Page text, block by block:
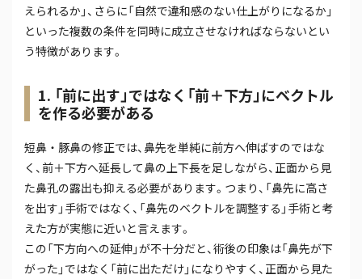
えられるか」、さらに「自然で違和感のない仕上がりになるか」
といった複数の条件を同時に成立させなければならないとい
う特徴があります。
1. 「前に出す」ではなく「前＋下方」にベクトル
を作る必要がある
短鼻・豚鼻の修正では、鼻先を単純に前方へ伸ばすのではな
く、前＋下方へ延長して鼻の上下長を足しながら、正面から見
た鼻孔の露出も抑える必要があります。つまり、「鼻先に高さ
を出す」手術ではなく、「鼻先のベクトルを調整する」手術と考
えた方が実態に近いと言えます。
この「下方向への延伸」が不十分だと、術後の印象は「鼻先が下
がった」ではなく「前に出ただけ」になりやすく、正面から見た